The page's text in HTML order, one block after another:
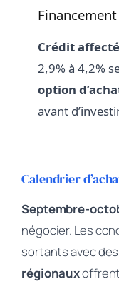
Crédit
2,9% à 4,2%
option
avant
Calendrier
Septembre-
négocier. Les
sortants avec des
régionaux